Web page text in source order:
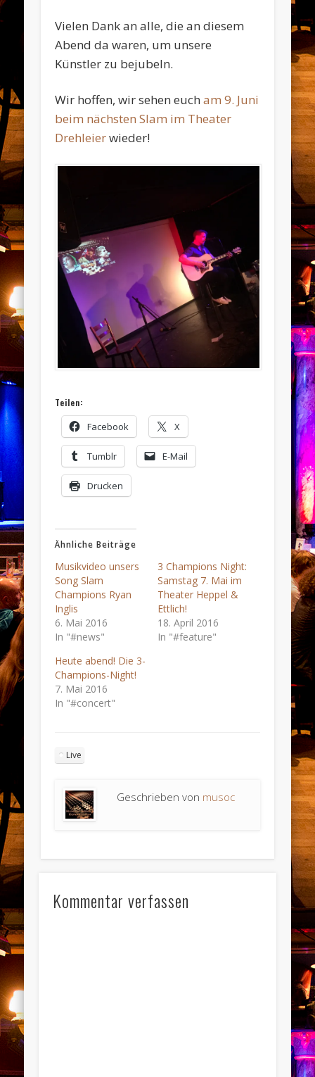
Vielen Dank an alle, die an diesem
Abend da waren, um unsere
Künstler zu bejubeln.
Wir hoffen, wir sehen eucham 9. Juni
beim nächsten Slam im Theater
Drehleierwieder!
Teilen:
Facebook X
Tumblr E-Mail
Drucken
Ähnliche Beiträge
Musikvideo unsers
Song Slam
Champions Ryan
Inglis
6. Mai 2016
In "#news"
3 Champions Night:
Samstag 7. Mai im
Theater Heppel &
Ettlich!
18. April 2016
In "#feature"
Heute abend! Die 3-
Champions-Night!
7. Mai 2016
In "#concert"
Live
Geschrieben von musoc
Kommentar verfassen